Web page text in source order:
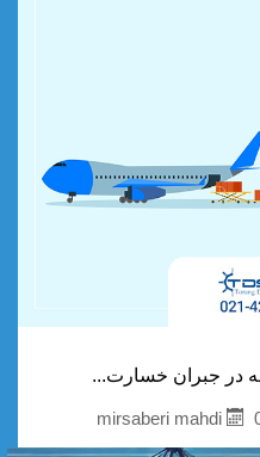
در جبران خسارت‌...